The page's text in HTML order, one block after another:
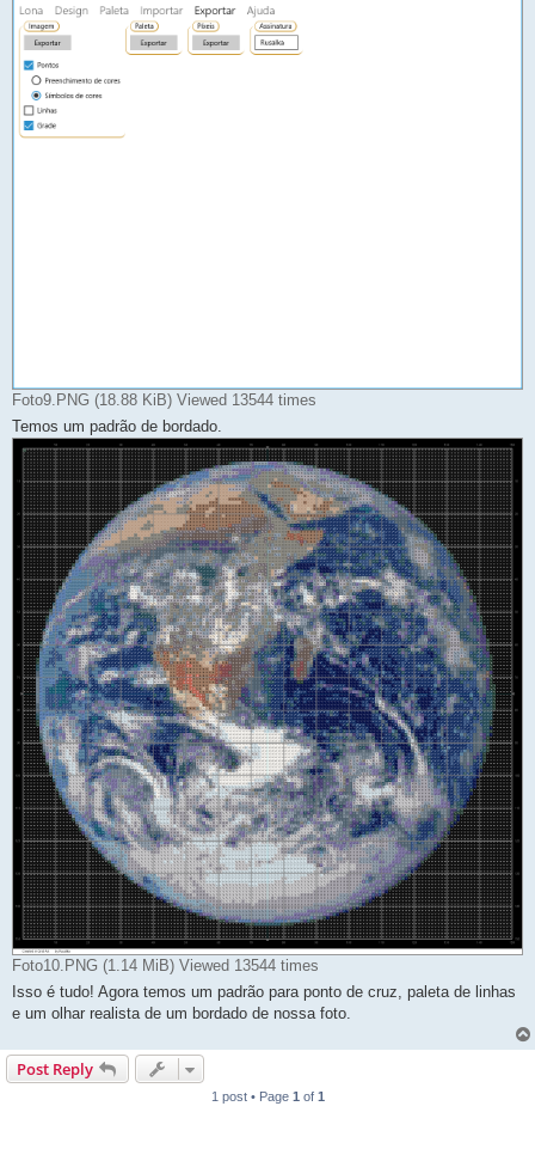
Foto9.PNG (18.88 KiB) Viewed 13544 times
Temos um padrão de bordado.
Foto10.PNG (1.14 MiB) Viewed 13544 times
Isso é tudo! Agora temos um padrão para ponto de cruz, paleta de linhas
e um olhar realista de um bordado de nossa foto.
Post Reply
1 post • Page 1 of 1